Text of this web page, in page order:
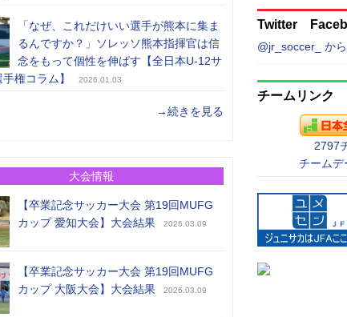
「なぜ、これだけいい選手が熊本に集ま
るんですか？」ソレッソ熊本指揮官は信
念をもって個性を伸ばす【全日本U-12サ
権コラム】
2026.01.03
→続きを見る
大会情報
【卒業記念サッカー大会 第19回MUFG
カップ 愛知大会】大会結果
2026.03.09
【卒業記念サッカー大会 第19回MUFG
カップ 大阪大会】大会結果
2026.03.09
Twitter
@jr_soccer_ か
チームリンク
2797
チームデ